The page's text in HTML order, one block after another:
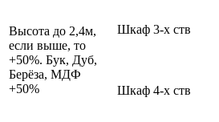
Высота до 2,4м,
если выше, то
+50%. Бук, Дуб,
Берёза, МДФ
+50%
Шкаф 3-х ств
Шкаф 4-х ств